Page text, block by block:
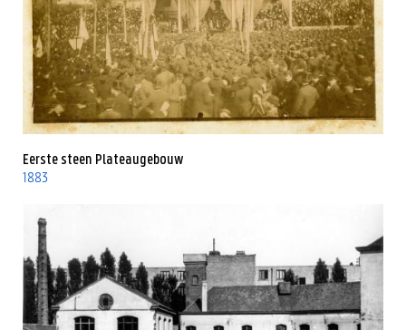
Eerste steen Plateaugebouw
1883